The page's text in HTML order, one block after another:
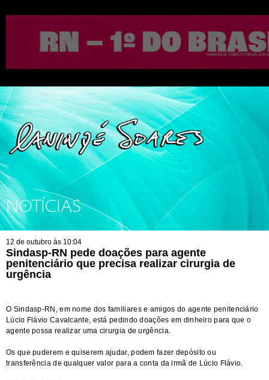
NOTÍCIAS
12 de outubro às 10:04
Sindasp-RN pede doações para agente
penitenciário que precisa realizar cirurgia de
urgência
O Sindasp-RN, em nome dos familiares e amigos do agente penitenciário
Lúcio Flávio Cavalcante, está pedindo doações em dinheiro para que o
agente possa realizar uma cirurgia de urgência.
Os que puderem e quiserem ajudar, podem fazer depósito ou
transferência de qualquer valor para a conta da irmã de Lúcio Flávio.